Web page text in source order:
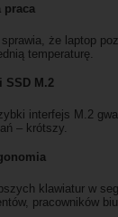
praca
że laptop
temperaturę.
M.2
interfejs M.2
– krótszy.
klawiatur w
pracowników